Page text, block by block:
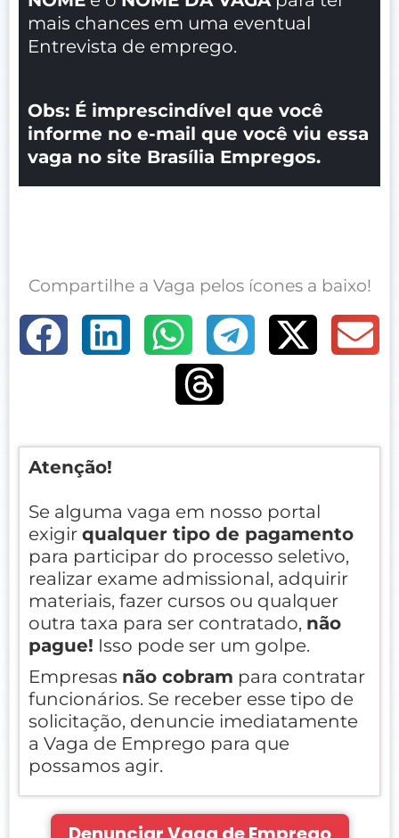
mais chances em uma eventual
Entrevista de emprego.
Obs: É imprescindível que você
informe no e-mail que você viu essa
vaga no site Brasília Empregos.
Compartilhe a Vaga pelos ícones a baixo!
Atenção!
Se alguma vaga em nosso portal
exigir qualquer tipo de pagamento
para participar do processo seletivo,
realizar exame admissional, adquirir
materiais, fazer cursos ou qualquer
outra taxa para ser contratado, não
pague! Isso pode ser um golpe.
Empresas não cobram para contratar
funcionários. Se receber esse tipo de
solicitação, denuncie imediatamente
a Vaga de Emprego para que
possamos agir.